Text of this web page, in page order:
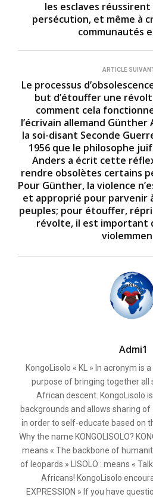
les esclaves réussirent
persécution, et même à
communautés
ARTICLE
Le processus
but d’étouffer une
comment cela
l’écrivain allemand Günther
la soi-disant Seconde
1956 que le philosophe
Anders a écrit cette
rendre obsolètes certains
Pour Günther, la violence
et approprié pour parvenir
peuples; pour étouffer,
révolte, il est important
Admi1
KongoLisolo « KL » In acronym is
purpose of bringing together all
African descent. KongoLisolo
backgrounds and allows sharing
in order to self-educate based on
Why the name KONGOLISOLO?
means « The backbone of
of leopards » LISOLO : means «
Africans! KongoLisolo
EXPRESSION » If you have